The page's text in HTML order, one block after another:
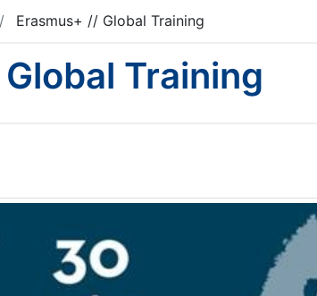
Erasmus+ // Global Training
Training